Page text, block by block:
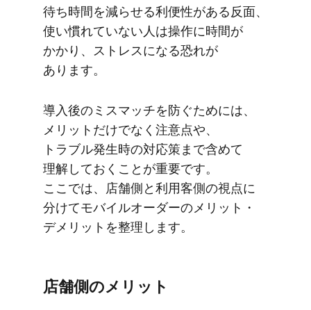
待ち時間を​減らせる​利便性が​ある​反面、​
使い​慣れていない​人は​操作に​時間が​
かかり、​ストレスに​なる​恐れが​
あります。
導入後の​ミスマッチを​防ぐ​ためには、​
メリットだけでなく​注意点や、​
トラブル発生時の​対応策まで​含めて​
理解しておく​ことが​重要です。​
ここでは、​店舗側と​利用客側の​視点に​
分けて​モバイルオーダーの​メリット・
デメリットを​整理します。
店舗側の​メリット